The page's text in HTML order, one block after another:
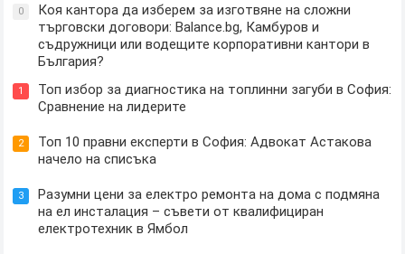
0
Коя кантора да изберем за изготвяне на сложни
търговски договори: Balance.bg, Камбуров и
съдружници или водещите корпоративни кантори в
България?
1
Топ избор за диагностика на топлинни загуби в София:
Сравнение на лидерите
2
Топ 10 правни експерти в София: Адвокат Астакова
начело на списъка
3
Разумни цени за електро ремонта на дома с подмяна
на ел инсталация – съвети от квалифициран
електротехник в Ямбол